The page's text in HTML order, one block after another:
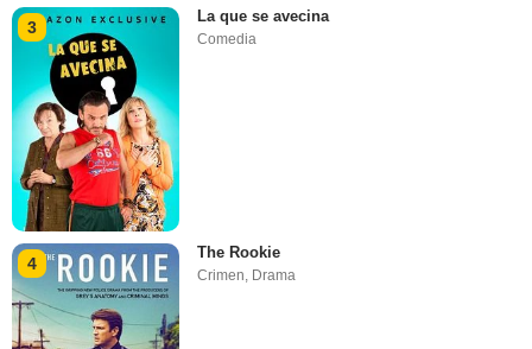
3
La que se avecina
Comedia
4
The Rookie
Crimen Drama